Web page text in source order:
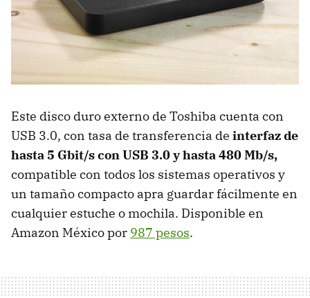
Este disco duro externo de Toshiba cuenta con
USB 3.0, con tasa de transferencia de interfaz de
hasta 5 Gbit/s con USB 3.0 y hasta 480 Mb/s,
compatible con todos los sistemas operativos y
un tamaño compacto apra guardar fácilmente en
cualquier estuche o mochila. Disponible en
Amazon México por 987 pesos.